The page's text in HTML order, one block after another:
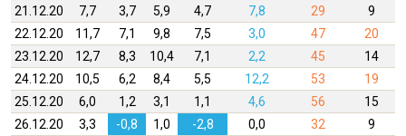
21.12.20
7,7 3,7 5,9 4,7 7,8 29 9
22.12.20
11,7 7,1 9,8 7,5 3,0 47 20
23.12.20
12,7 8,3 10,4 7,1 2,2 45
14
24.12.20
10,5 6,2 8,4 5,5 12,2 53 19
25.12.20
6,0 1,2 3,1 1,1 4,6 56 15
26.12.20
3,3 -0,8 1,0 -2,8 0,0 32 9